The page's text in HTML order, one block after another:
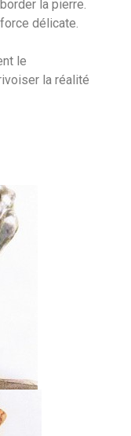
la pierre.
délicate.
le
la réalité